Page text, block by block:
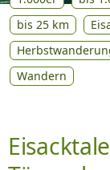
bis 25 km
Wandern